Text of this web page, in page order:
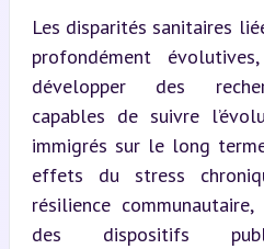
Les disparités sanitaires
profondément
développer des
capables de suivre
immigrés sur le long
effets du stress
résilience
des dispositifs